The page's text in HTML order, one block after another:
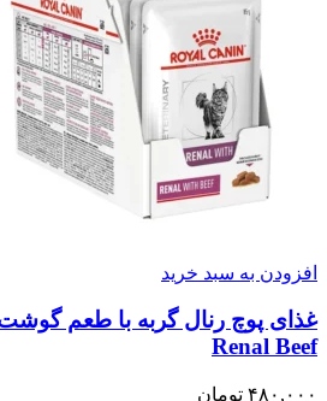
افزودن به سبد خرید
غذای پوچ رنال گربه با طعم گوشت
Renal Beef
۴۸۰,۰۰۰ تومان